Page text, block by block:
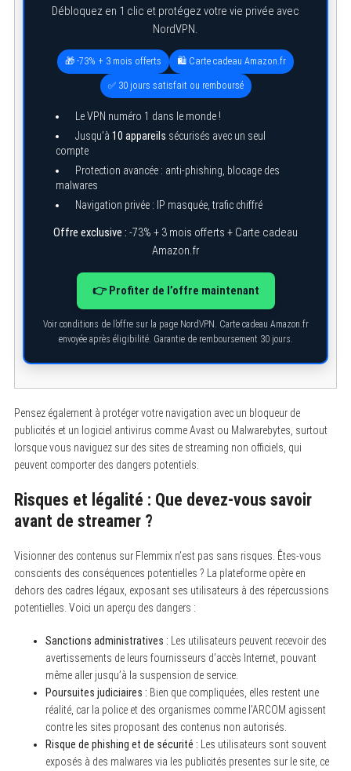
Débloquez en 1 clic et protégez votre vie privée avec
NordVPN.
🎁 -73% + 3 mois offerts 🛍️ Carte cadeau Amazon.fr
✅ 30 jours satisfait ou remboursé
Le VPN numéro 1 dans le monde !
Jusqu’à 10 appareils sécurisés avec un seul
compte
Protection avancée : anti-phishing, blocage des
malwares
Navigation privée : IP masquée, trafic chiffré
Offre exclusive : -73% + 3 mois offerts + Carte cadeau
Amazon.fr
👉 Profiter de l’offre maintenant
Voir conditions de l’offre sur la page NordVPN. Carte cadeau Amazon.fr
envoyée après éligibilité. Garantie de remboursement 30 jours.
Pensez également à protéger votre navigation avec un bloqueur de
publicités et un logiciel antivirus comme Avast ou Malwarebytes, surtout
lorsque vous naviguez sur des sites de streaming non officiels, qui
peuvent comporter des dangers potentiels.
Risques et légalité : Que devez-vous savoir
avant de streamer ?
Visionner des contenus sur Flemmix n’est pas sans risques. Êtes-vous
conscients des conséquences potentielles ? La plateforme opère en
dehors des cadres légaux, exposant ses utilisateurs à des répercussions
potentielles. Voici un aperçu des dangers :
Sanctions administratives : Les utilisateurs peuvent recevoir des
avertissements de leurs fournisseurs d’accès Internet, pouvant
même aller jusqu’à la suspension de service.
Poursuites judiciaires : Bien que compliquées, elles restent une
réalité, car la police et des organismes comme l’ARCOM agissent
contre les sites proposant des contenus non autorisés.
Risque de phishing et de sécurité : Les utilisateurs sont souvent
exposés à des malwares via les publicités presentes sur le site, ce